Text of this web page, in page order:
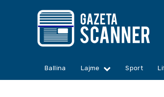
Ballina Lajme Sport